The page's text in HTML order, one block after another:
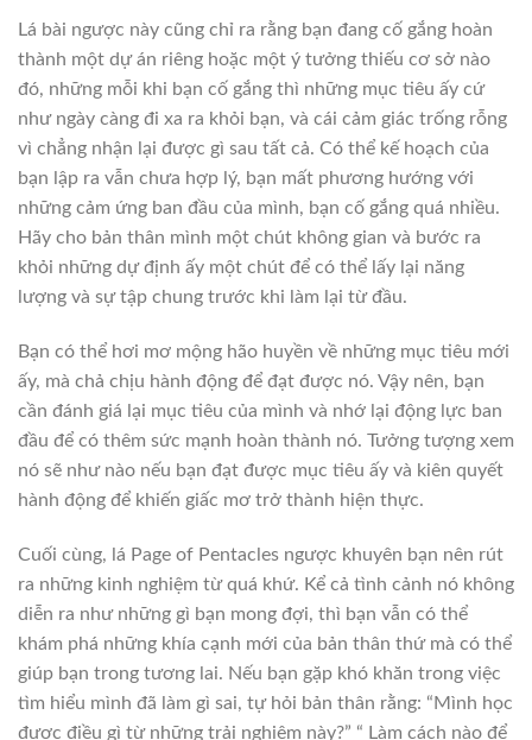
Lá bài ngược này cũng chỉ ra rằng bạn đang cố gắng hoàn
thành một dự án riêng hoặc một ý tưởng thiếu cơ sở nào
đó, những mỗi khi bạn cố gắng thì những mục tiêu ấy cứ
như ngày càng đi xa ra khỏi bạn, và cái cảm giác trống rỗng
vì chẳng nhận lại được gì sau tất cả. Có thể kế hoạch của
bạn lập ra vẫn chưa hợp lý, bạn mất phương hướng với
những cảm ứng ban đầu của mình, bạn cố gắng quá nhiều.
Hãy cho bản thân mình một chút không gian và bước ra
khỏi những dự định ấy một chút để có thể lấy lại năng
lượng và sự tập chung trước khi làm lại từ đầu.
Bạn có thể hơi mơ mộng hão huyền về những mục tiêu mới
ấy, mà chả chịu hành động để đạt được nó. Vậy nên, bạn
cần đánh giá lại mục tiêu của mình và nhớ lại động lực ban
đầu để có thêm sức mạnh hoàn thành nó. Tưởng tượng xem
nó sẽ như nào nếu bạn đạt được mục tiêu ấy và kiên quyết
hành động để khiến giấc mơ trở thành hiện thực.
Cuối cùng, lá Page of Pentacles ngược khuyên bạn nên rút
ra những kinh nghiệm từ quá khứ. Kể cả tình cảnh nó không
diễn ra như những gì bạn mong đợi, thì bạn vẫn có thể
khám phá những khía cạnh mới của bản thân thứ mà có thể
giúp bạn trong tương lai. Nếu bạn gặp khó khăn trong việc
tìm hiểu mình đã làm gì sai, tự hỏi bản thân rằng: “Mình học
được điều gì từ những trải nghiệm này?” “ Làm cách nào để